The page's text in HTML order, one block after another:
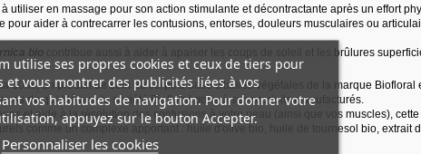
utiliser en massage pour son action stimulante et décontractante après un effort
pour aider à contrecarrer les contusions, entorses, douleurs musculaires ou
bio contribue aussi à aider à apaiser les coups de soleil et les brûlures
50ml, un produit de soin du corps à base d'huiles végétales de la marque Biofloral
de qualité que la société Biofloral porte à ses produits manufacturés.
et aide à la résolution des contusions à votre peau (ainsi que vos muscles),
comme un complexe apportant : huile d'olive bio, huile de tournesol bio, extrait
utilise ses propres cookies et ceux de tiers pour
et vous montrer des publicités liées à vos
vos habitudes de navigation. Pour donner votre
appuyez sur le bouton Accepter.
Personnaliser les cookies